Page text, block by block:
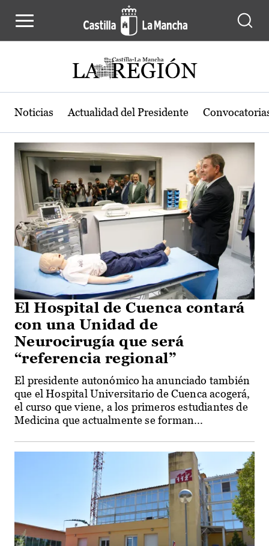
Actualidad de la región de Castilla-
Noticias Actualidad del Presidente
El Hospital de Cuenca contará
con una Unidad de
Neurocirugía que será
“referencia regional”
El presidente autonómico ha anunciado también
que el Hospital Universitario de Cuenca acogerá,
el curso que viene, a los primeros estudiantes de
Medicina que actualmente se forman...